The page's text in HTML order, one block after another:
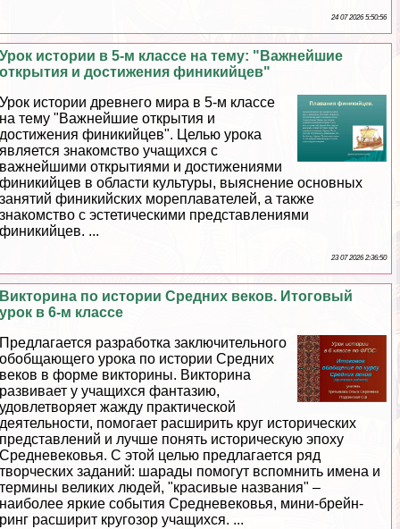
24 07 2026 5:50:56
Урок истории в 5-м классе на тему: "Важнейшие
открытия и достижения финикийцев"
Урок истории древнего мира в 5-м классе
на тему "Важнейшие открытия и
достижения финикийцев". Целью урока
является знакомство учащихся с
важнейшими открытиями и достижениями
финикийцев в области культуры, выяснение основных
занятий финикийских мореплавателей, а также
знакомство с эстетическими представлениями
финикийцев. ...
23 07 2026 2:36:50
Викторина по истории Средних веков. Итоговый
урок в 6-м классе
Предлагается разработка заключительного
обобщающего урока по истории Средних
веков в форме викторины. Викторина
развивает у учащихся фантазию,
удовлетворяет жажду пpaктической
деятельности, помогает расширить круг исторических
представлений и лучше понять историческую эпоху
Средневековья. С этой целью предлагается ряд
творческих заданий: шарады помогут вспомнить имена и
термины великих людей, "красивые названия" –
наиболее яркие события Cредневековья, мини-брейн-
ринг расширит кругозор учащихся. ...